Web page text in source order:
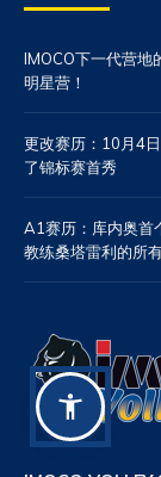
IMOCO下一代营地
明星营！
更改赛历：10月4
了锦标赛首秀
A1赛历：库内奥首
教练桑塔雷利的所